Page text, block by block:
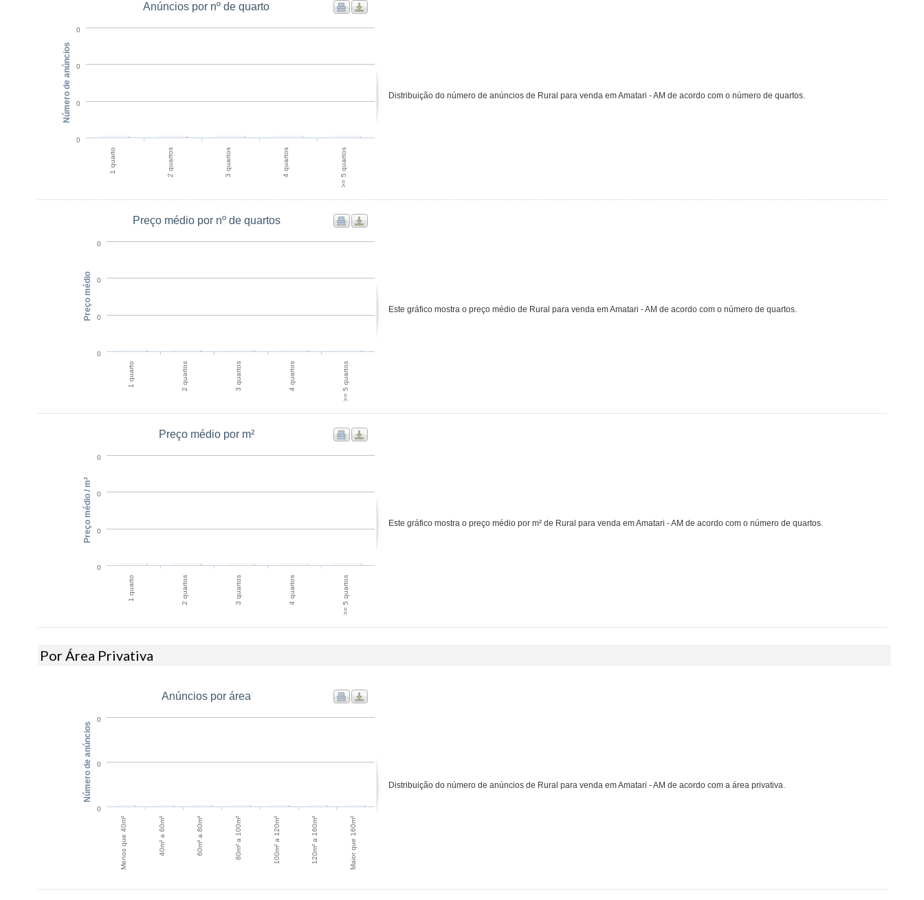
Anúncios por nº de quarto
1 quarto 2 quartos 3 quartos 4 quartos >= 5 quartos
0
0
0
0
Número de anúncios Distribuição do número de anúncios de Rural para venda em Amatari - AM de acordo com o número de quartos.
Preço médio por nº de quartos
1 quarto 2 quartos 3 quartos 4 quartos >= 5 quartos
0
0
0
0
Preço médio Este gráfico mostra o preço médio de Rural para venda em Amatari - AM de acordo com o número de quartos.
Preço médio por m²
1 quarto 2 quartos 3 quartos 4 quartos >= 5 quartos
0
0
0
0
Preço médio / m² Este gráfico mostra o preço médio por m² de Rural para venda em Amatari - AM de acordo com o número de quartos.
Por Área Privativa
Anúncios por área
Menos que 40m² 40m² a 60m² 60m² a 80m² 80m² a 100m² 100m² a 120m² 120m² a 160m² Maior que 160m²
0
0
0
Número de anúncios Distribuição do número de anúncios de Rural para venda em Amatari - AM de acordo com a área privativa.